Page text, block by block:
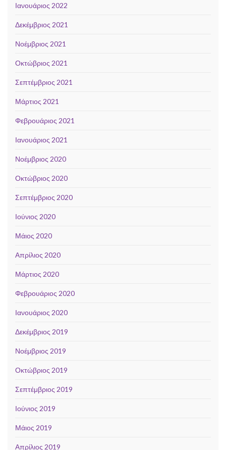
Ιανουάριος 2022
Δεκέμβριος 2021
Νοέμβριος 2021
Οκτώβριος 2021
Σεπτέμβριος 2021
Μάρτιος 2021
Φεβρουάριος 2021
Ιανουάριος 2021
Νοέμβριος 2020
Οκτώβριος 2020
Σεπτέμβριος 2020
Ιούνιος 2020
Μάιος 2020
Απρίλιος 2020
Μάρτιος 2020
Φεβρουάριος 2020
Ιανουάριος 2020
Δεκέμβριος 2019
Νοέμβριος 2019
Οκτώβριος 2019
Σεπτέμβριος 2019
Ιούνιος 2019
Μάιος 2019
Απρίλιος 2019